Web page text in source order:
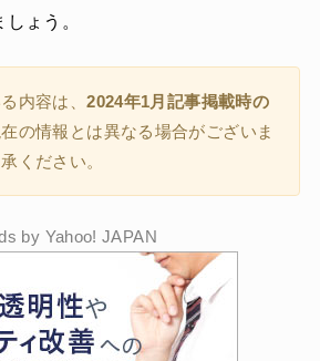
ょう。
内容は、2024年1月記事掲載時の
の情報とは異なる場合がございま
ください。
by Yahoo! JAPAN